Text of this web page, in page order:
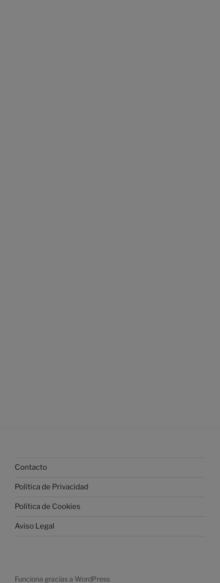
Contacto
Política de Privacidad
Política de Cookies
Aviso Legal
Funciona gracias a WordPress